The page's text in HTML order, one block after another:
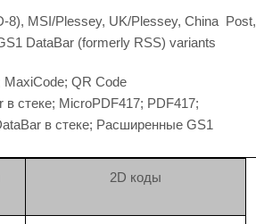
8), MSI/Plessey, UK/Plessey, China Post,
DataBar (formerly RSS) variants
QR Code
стеке; MicroPDF417; PDF417;
в стеке; Расширенные GS1
2D коды